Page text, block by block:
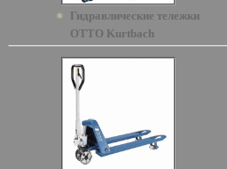
Гидравлические тележки
OTTO Kurtbach